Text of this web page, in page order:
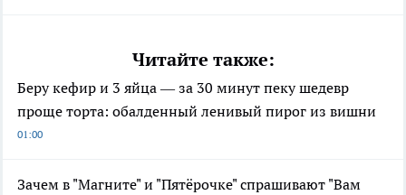
Читайте также:
Беру кефир и 3 яйца — за 30 минут пеку шедевр
проще торта: обалденный ленивый пирог из вишни
01:00
Зачем в "Магните" и "Пятёрочке" спрашивают "Вам